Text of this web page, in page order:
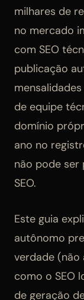
milhares de
no mercado
com SEO
publicação
de equipe
domínio
ano no
não pode
SEO.
Este guia
autônomo
verdade (não
como o SEO
de geração